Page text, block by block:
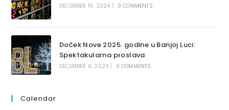
DECEMBER 15, 2024 / 0 COMMENTS
Doček Nove 2025. godine u Banjoj Luci:
Spektakularna proslava
DECEMBER 6, 2024 / 0 COMMENTS
Calendar